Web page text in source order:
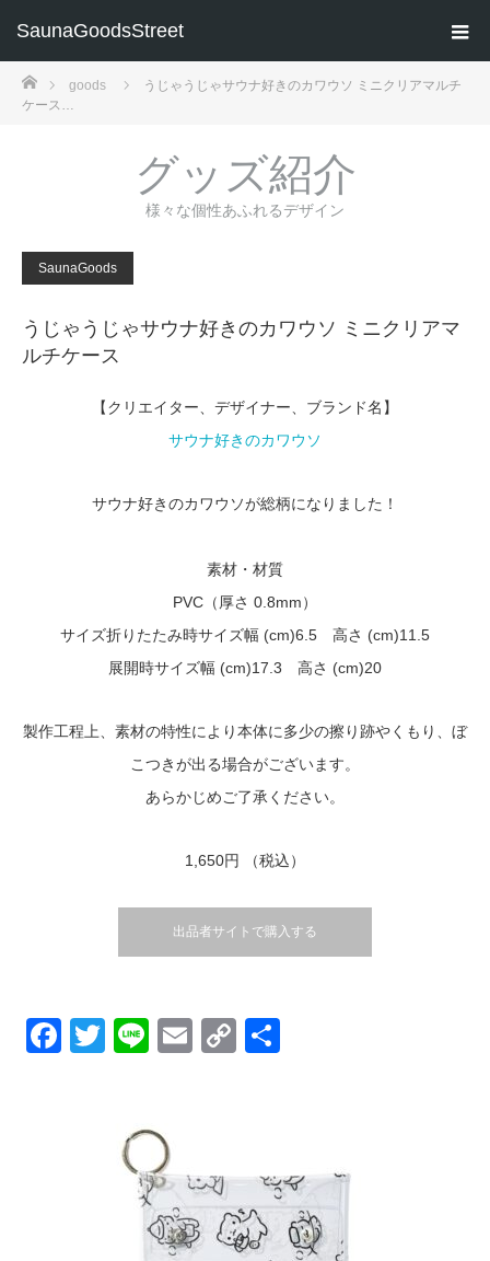
SaunaGoodsStreet
ホームgoods
うじゃうじゃサウナ好きのカワウソ ミニクリアマルチ
ケース…
グッズ紹介
様々な個性あふれるデザイン
SaunaGoods
うじゃうじゃサウナ好きのカワウソ ミニクリアマ
ルチケース
【クリエイター、デザイナー、ブランド名】
サウナ好きのカワウソ
サウナ好きのカワウソが総柄になりました！
素材・材質
PVC（厚さ 0.8mm）
サイズ折りたたみ時サイズ幅 (cm)6.5 高さ (cm)11.5
展開時サイズ幅 (cm)17.3 高さ (cm)20
製作工程上、素材の特性により本体に多少の擦り跡やくもり、ぼ
こつきが出る場合がございます。
あらかじめご了承ください。
1,650円 （税込）
出品者サイトで購入する
Facebook
Twitter
LineEmail
Copy